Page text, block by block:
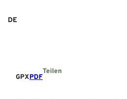
DE
GPXPDF
Teilen